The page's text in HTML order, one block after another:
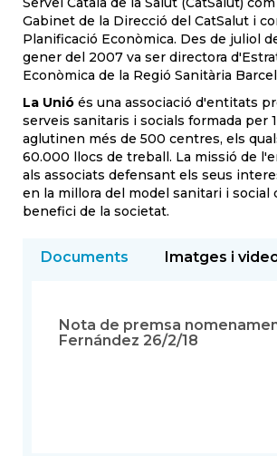
Gabinet de la Direcció del CatSalut i
Planificació Econòmica. Des de juliol
gener del 2007 va ser directora
Econòmica de la Regió Sanitària
La Unió és una associació d'entitats
serveis sanitaris i socials formada per
aglutinen més de 500 centres, els
60.000 llocs de treball. La missió de
als associats defensant els seus
en la millora del model sanitari i social
benefici de la societat.
Documents Imatges i
Nota de premsa
Fernández 26/2/18